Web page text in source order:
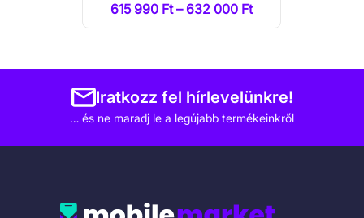
615 990 Ft – 632 000 Ft
Iratkozz fel hírlevelünkre!
… és ne maradj le a legújabb termékeinkről